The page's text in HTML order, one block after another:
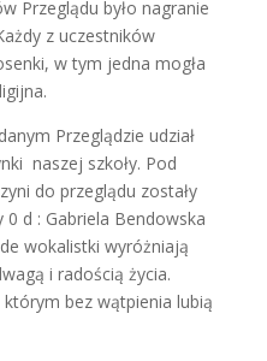
Przeglądu było nagranie
z uczestników
w tym jedna mogła
Przeglądzie udział
naszej szkoły. Pod
do przeglądu zostały
d : Gabriela Bendowska
wokalistki wyróżniają
i radością życia.
bez wątpienia lubią